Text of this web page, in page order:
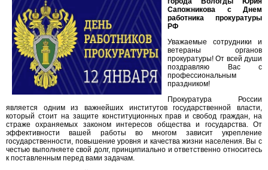
Сапожникова с Днем
работника прокуратуры
РФ
Уважаемые сотрудники и
ветераны органов
прокуратуры! От всей души
поздравляю Вас с
профессиональным
праздником!
Прокуратура России
является одним из важнейших институтов государственной власти,
который стоит на защите конституционных прав и свобод граждан, на
страже охраняемых законом интересов общества и государства. От
эффективности вашей работы во многом зависит укрепление
государственности, повышение уровня и качества жизни населения. Вы с
честью выполняете свой долг, принципиально и ответственно относитесь
к поставленным перед вами задачам.